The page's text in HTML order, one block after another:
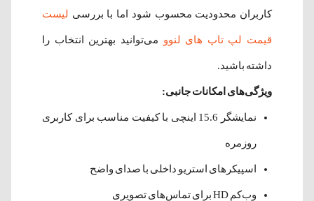
کاربران محدودیت محسوب شود اما با بررسی لیست
قیمت لپ تاپ های لنوو می‌توانید بهترین انتخاب را
داشته باشید.
ویژگی‌های امکانات جانبی:
نمایشگر 15.6 اینچی با کیفیت مناسب برای کاربری
روزمره
اسپیکرهای استریو داخلی با صدای واضح
وب‌کم HD برای تماس‌های تصویری